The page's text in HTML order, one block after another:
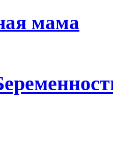
мама